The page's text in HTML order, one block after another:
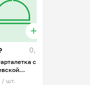
0, кг
с
/ шт.